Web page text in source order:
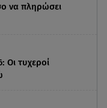
να πληρώσει
τυχεροί